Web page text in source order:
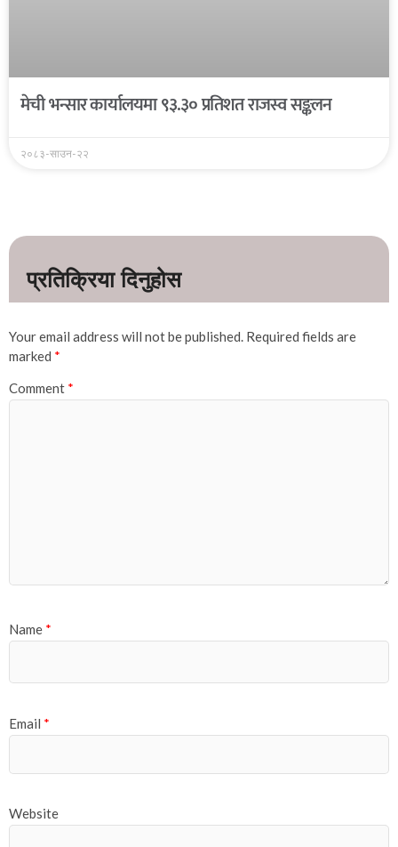
मेची भन्सार कार्यालयमा ९३.३० प्रतिशत राजस्व सङ्कलन
२०८३-साउन-२२
Your email address will not be published. Required fields are
marked *
Comment *
Name *
Email *
Website